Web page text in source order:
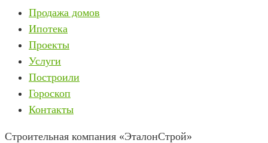
Продажа домов
Ипотека
Проекты
Услуги
Построили
Гороскоп
Контакты
Строительная компания «ЭталонСтрой»